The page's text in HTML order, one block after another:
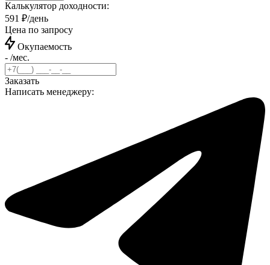
Калькулятор доходности:
591 ₽/день
Цена по запросу
Окупаемость
- /мес.
Заказать
Написать менеджеру: